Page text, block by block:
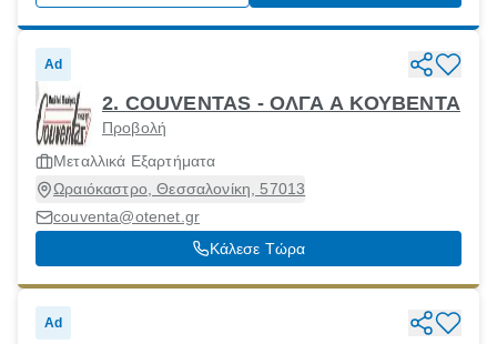
Ad
2. COUVENTAS - ΟΛΓΑ Α ΚΟΥΒΕΝΤΑ
Προβολή
Μεταλλικά Εξαρτήματα
Ωραιόκαστρο, Θεσσαλονίκη, 57013
couventa@otenet.gr
Κάλεσε Τώρα
Ad